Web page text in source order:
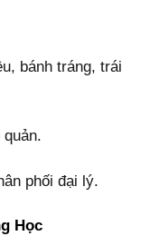
bánh tráng, trái
phối đại lý.
Học